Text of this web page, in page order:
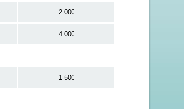
2 000
4 000
1 500